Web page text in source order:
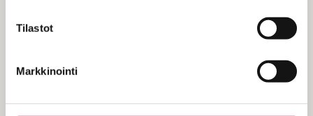
Tilastot
Markkinointi